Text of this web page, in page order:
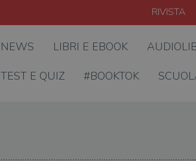
RIVISTA
NEWS LIBRI E EBOOK
TEST E QUIZ #BOOKTOK